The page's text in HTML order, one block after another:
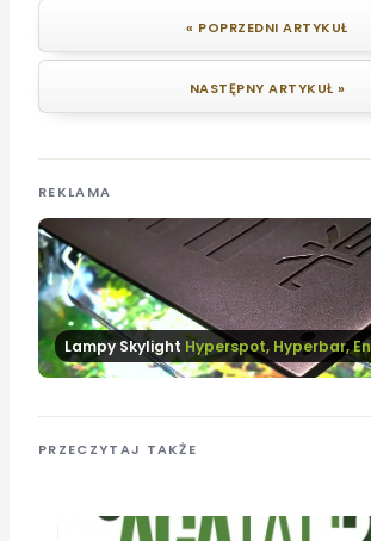
« POPRZEDNI ARTYKUŁ
NASTĘPNY ARTYKUŁ »
REKLAMA
Lampy Skylight Hyperspot, Hyperbar,
PRZECZYTAJ TAKŻE